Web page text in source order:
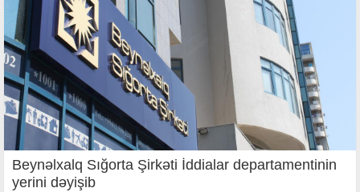
Beynəlxalq Sığorta Şirkəti İddialar departamentinin
yerini dəyişib